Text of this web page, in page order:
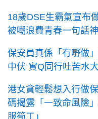
18歲DSE生霸氣宣布
被嘲浪費青春一句話
保安員真係「冇嘢做
中伏 實Q同行吐苦水
港女貪輕鬆想入行做
碼揭露「一致命風險
服筍工」